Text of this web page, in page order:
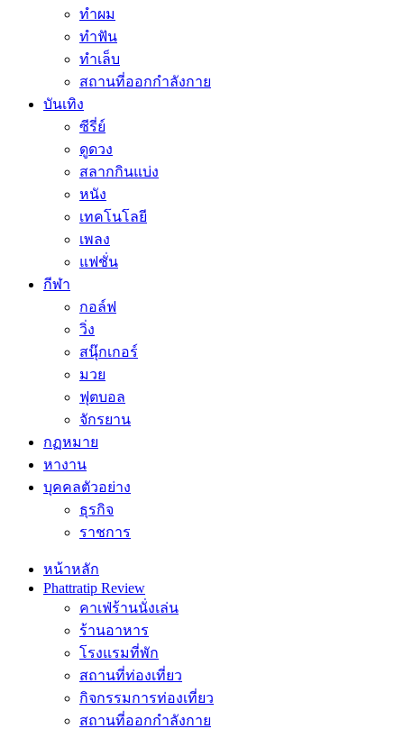
ทำผม
ทำฟัน
ทำเล็บ
สถานที่ออกกำลังกาย
บันเทิง
ซีรี่ย์
ดูดวง
สลากกินแบ่ง
หนัง
เทคโนโลยี
เพลง
แฟชั่น
กีฬา
กอล์ฟ
วิ่ง
สนุ๊กเกอร์
มวย
ฟุตบอล
จักรยาน
กฏหมาย
หางาน
บุคคลตัวอย่าง
ธุรกิจ
ราชการ
หน้าหลัก
Phattratip Review
คาเฟ่ร้านนั่งเล่น
ร้านอาหาร
โรงแรมที่พัก
สถานที่ท่องเที่ยว
กิจกรรมการท่องเที่ยว
สถานที่ออกกำลังกาย